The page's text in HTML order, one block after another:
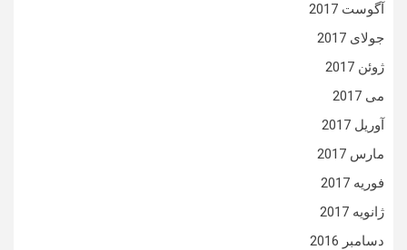
آگوست 2017
جولای 2017
ژوئن 2017
می 2017
آوریل 2017
مارس 2017
فوریه 2017
ژانویه 2017
دسامبر 2016